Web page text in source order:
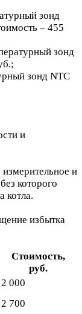
зонд
– 455
зонд
зонд NTC
и
и
которого
котла.
избытка
Стоимость,
руб.
2 000
2 700